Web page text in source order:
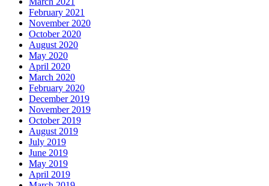
February 2021
November 2020
October 2020
August 2020
May 2020
April 2020
March 2020
February 2020
December 2019
November 2019
October 2019
August 2019
July 2019
June 2019
May 2019
April 2019